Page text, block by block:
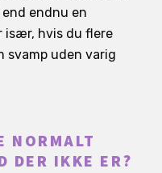
endnu en
især, hvis du flere
svamp uden varig
NORMALT
DER IKKE ER?